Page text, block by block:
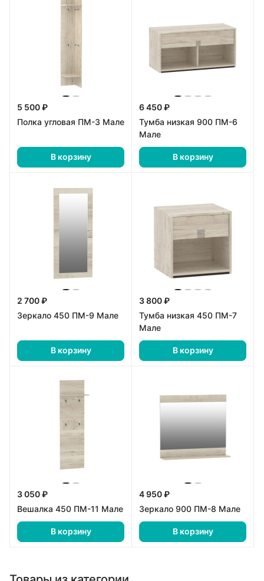
5 500 ₽
Полка угловая ПМ-3 Мале
В корзину
6 450 ₽
Тумба низкая 900 ПМ-6
Мале
В корзину
2 700 ₽
Зеркало 450 ПМ-9 Мале
В корзину
3 800 ₽
Тумба низкая 450 ПМ-7
Мале
В корзину
3 050 ₽
Вешалка 450 ПМ-11 Мале
В корзину
4 950 ₽
Зеркало 900 ПМ-8 Мале
В корзину